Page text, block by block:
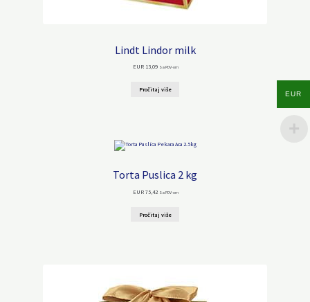
Lindt Lindor milk
EUR 13,09 Sa PDV-om
Pročitaj više
Torta Puslica 2 kg
EUR 75,42 Sa PDV-om
Pročitaj više
EUR